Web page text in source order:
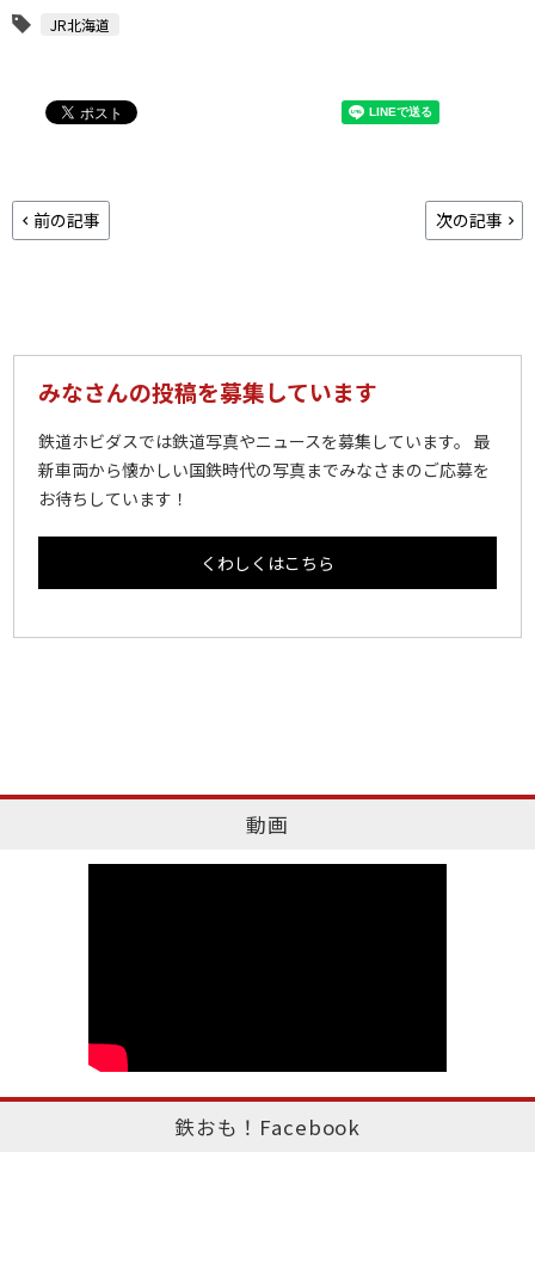
JR北海道
前の記事 次の記事
みなさんの投稿を募集しています
鉄道ホビダスでは鉄道写真やニュースを募集しています。 最
新車両から懐かしい国鉄時代の写真までみなさまのご応募を
お待ちしています！
くわしくはこちら
動画
鉄おも！Facebook